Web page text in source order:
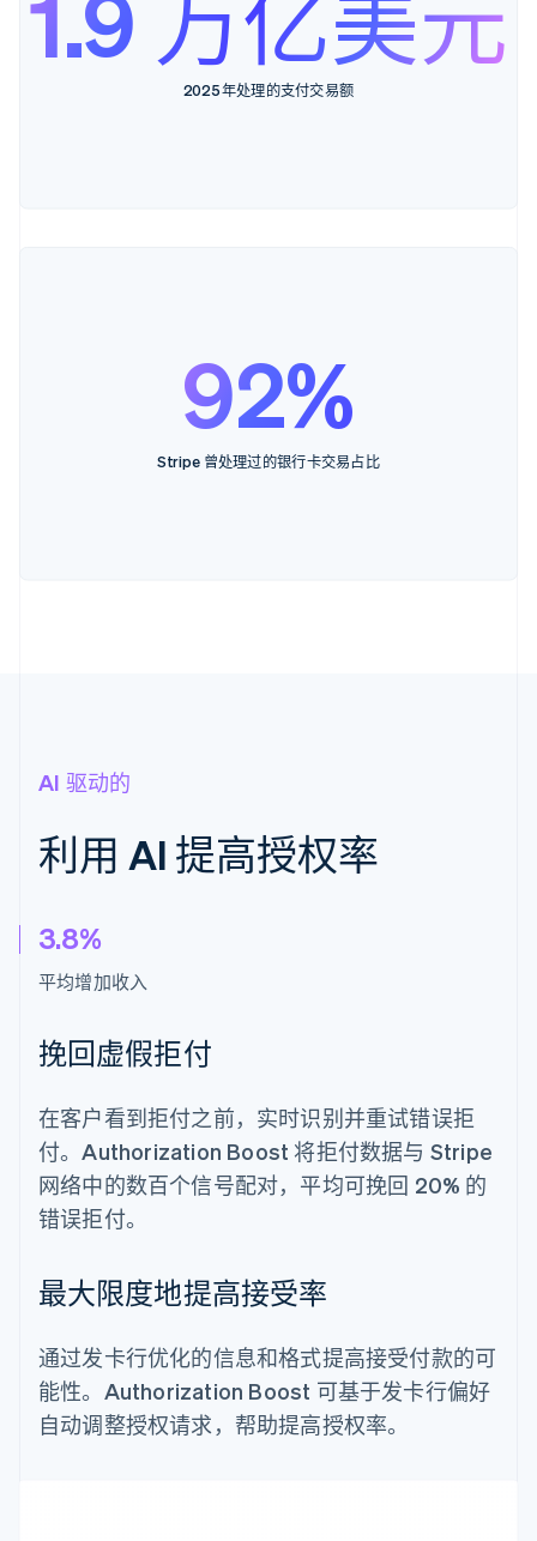
2025 年处理的支付交易额
92%
Stripe 曾处理过的银行卡交易占比
AI 驱动的
利用 AI 提高授权率
3.8%
平均增加收入
挽回虚假拒付
在客户看到拒付之前，实时识别并重试错误拒
付。Authorization Boost 将拒付数据与 Stripe
网络中的数百个信号配对，平均可挽回 20% 的
错误拒付。
最大限度地提高接受率
通过发卡行优化的信息和格式提高接受付款的可
能性。Authorization Boost 可基于发卡行偏好
自动调整授权请求，帮助提高授权率。